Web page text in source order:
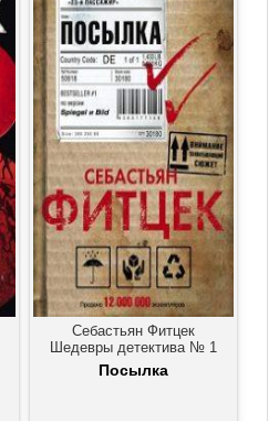
Себастьян Фитцек
Шедевры детектива № 1
Посылка